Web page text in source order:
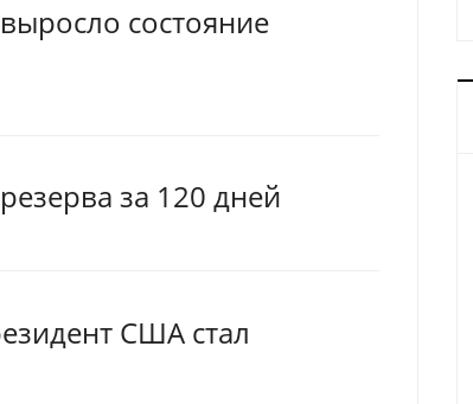
состояние
за 120 дней
США стал